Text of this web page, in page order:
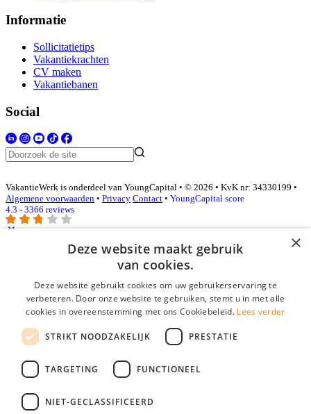
Informatie
Sollicitatietips
Vakantiekrachten
CV maken
Vakantiebanen
Social
VakantieWerk is onderdeel van YoungCapital • © 2026 • KvK nr: 34330199 •
Algemene voorwaarden • Privacy Contact • YoungCapital score
4.3 - 3366 reviews
E-mail*
Wachtwoord
login gegevens onthouden
login
Bedrijf aanmelden
×
Deze website maakt gebruik
van cookies.
Deze website gebruikt cookies om uw gebruikerservaring te
verbeteren. Door onze website te gebruiken, stemt u in met alle
cookies in overeenstemming met ons Cookiebeleid. Lees verder
STRIKT NOODZAKELIJK PRESTATIE
TARGETING FUNCTIONEEL
NIET-GECLASSIFICEERD